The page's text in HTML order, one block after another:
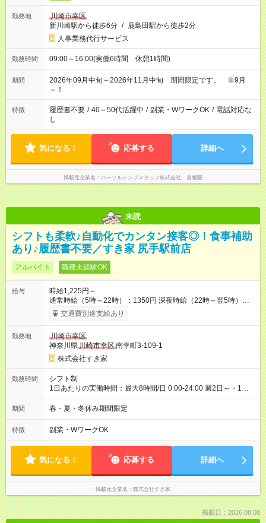
勤務地
川崎市幸区
新川崎駅から徒歩6分 / 鹿島田駅から徒歩2分
人事業務代行サービス
勤務時間 09:00～16:00(実働6時間 休憩1時間)
期間
2026年09月中旬～2026年11月中旬 期間限定です。 ※9月
～！
特徴 履歴書不要 / 40～50代活躍中 / 副業・WワークOK / 電話対応な
し
気になる！ 応募する 詳細へ
掲載元企業名 パーソルテンプスタッフ株式会社 首都圏
未読
シフトも柔軟♪自動化でカンタン接客◎！食事補助
あり♪履歴書不要／すき家 尻手駅前店
アルバイト 職種未経験OK
給与
時給1,225円～
通常時給（5時～22時）：1350円 深夜時給（22時～翌5時）：
1688円 高校生時給：1225円 【特別手当】早朝手当（5：00-9：
00）時給+150円 【試用期間】試用期間あり 試用期間の長さ：1
30日（※条件変更なし）ですが、切り上げで一ヶ月とさせてい
ただきます。 研修制度あり：15時間(研修中も同時給）
交通費別途支給あり
勤務地
川崎市幸区
神奈川県川崎市幸区南幸町3-109-1
株式会社すき家
勤務時間
シフト制
1日あたりの実働時間：最大8時間/日 0:00-24:00 週2日～・1日
2h～OK ＜シフト例＞ 〇朝帯 5:00-9:00 〇昼帯 9:00-14:00 〇午
後帯 14:00-18:00 〇夜帯 18:00-22:00 〇深夜帯 22:00-翌5:00 基
ます♪
期間 春・夏・冬休み期間限定
特徴 副業・WワークOK
気になる！ 応募する 詳細へ
掲載元企業名 株式会社すき家
掲載日：2026.08.08